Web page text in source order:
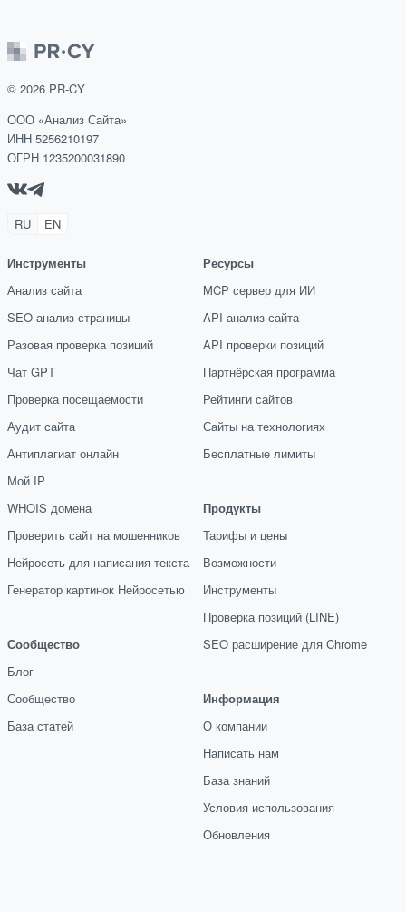
© 2026 PR-CY
ООО «Анализ Сайта»
ИНН 5256210197
ОГРН 1235200031890
RU EN
Инструменты
Анализ сайта
SEO-анализ страницы
Разовая проверка позиций
Чат GPT
Проверка посещаемости
Аудит сайта
Антиплагиат онлайн
Мой IP
WHOIS домена
Проверить сайт на мошенников
Нейросеть для написания текста
Генератор картинок Нейросетью
Сообщество
Блог
Сообщество
База статей
Ресурсы
MCP сервер для ИИ
API анализ сайта
API проверки позиций
Партнёрская программа
Рейтинги сайтов
Сайты на технологиях
Бесплатные лимиты
Продукты
Тарифы и цены
Возможности
Инструменты
Проверка позиций (LINE)
SEO расширение для Chrome
Информация
О компании
Написать нам
База знаний
Условия использования
Обновления